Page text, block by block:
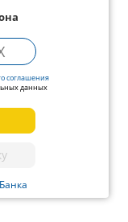
соглашения
данных